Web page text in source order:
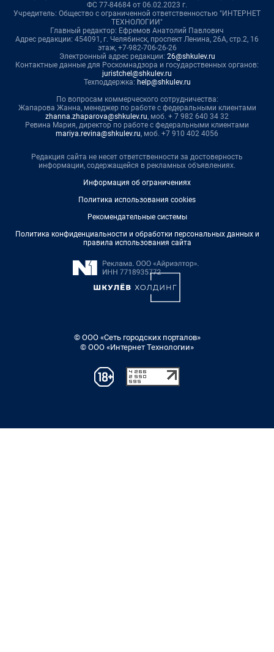
ФС 77-84684 от 06.02.2023 г.
Учредитель: Общество с ограниченной ответственностью "ИНТЕРНЕТ
ТЕХНОЛОГИИ"
Главный редактор: Ефремов Анатолий Павлович
Адрес редакции: 454091, г. Челябинск, проспект Ленина, 26А, стр.2, 16
этаж, +7-982-706-26-26
Электронный адрес редакции: 26@shkulev.ru
Контактные данные для Роскомнадзора и государственных органов:
juristchel@shkulev.ru
Техподдержка: help@shkulev.ru
По вопросам коммерческого сотрудничества:
Жапарова Жанна, менеджер по работе с федеральными клиентами
zhanna.zhaparova@shkulev.ru, моб. + 7 982 640 34 32
Ревина Мария, директор по работе с федеральными клиентами
mariya.revina@shkulev.ru, моб. +7 910 402 4056
Редакция сайта не несет ответственности за достоверность
информации, содержащейся в рекламных объявлениях.
Информация об ограничениях
Политика использования cookies
Рекомендательные системы
Политика конфиденциальности и обработки персональных данных и
правила использования сайта
© ООО «Сеть городских порталов»
© ООО «Интернет Технологии»